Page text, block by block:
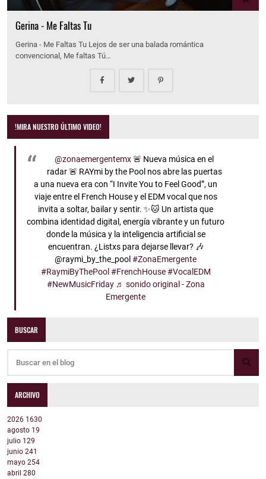
Gerina - Me Faltas Tu
Gerina - Me Faltas Tu Lejos de ser una balada romántica
convencional, Me faltas Tú…
!MIRA NUESTRO ÚLTIMO VIDEO!
@zonaemergentemx🚨 Nueva música en el
radar 🚨 RAYmi by the Pool nos abre las puertas
a una nueva era con “I Invite You to Feel Good”, un
viaje entre el French House y el EDM vocal que nos
invita a soltar, bailar y sentir. ✨🐱 Un artista que
combina identidad digital, energía vibrante y un futuro
donde la música y la inteligencia artificial se
encuentran. ¿Listxs para dejarse llevar? 🎶
@raymi_by_the_pool#ZonaEmergente
#RaymiByThePool #FrenchHouse #VocalEDM
#NewMusicFriday ♬ sonido original - Zona
Emergente
BUSCAR
ARCHIVO
2026 1630
agosto 19
julio 129
junio 241
mayo 254
abril 280